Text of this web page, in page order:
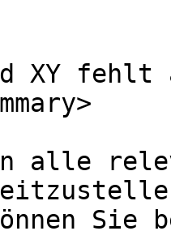
XY
alle
Sie